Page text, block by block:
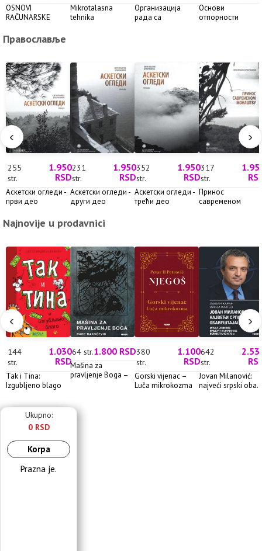
OSNOVI
RAČUNARSKE
Prekida...
Mikrotalasna
tehnika
Организација
рада са
Основи
отпорности
Православље
‹ ›
255
str.
1.950
RSD
Аскетски огледи -
први део
231
str.
1.950
RSD
Аскетски огледи -
други део
352
str.
1.950
RSD
Аскетски огледи -
трећи део
317
str.
Принос
савременом
Najnovije u prodavnici
‹ ›
144
str.
1.030
RSD
Tak i Tina:
Izgubljeno blago
64 str.1.800 RSD
Mašina za
pravljenje Boga –
380
str.
1.100
RSD
Gorski vijenac –
Luča mikrokozma
642
str.
Jovan Milanović:
najveći srpski
Ukupno:
0 RSD
Korpa
Prazna je.